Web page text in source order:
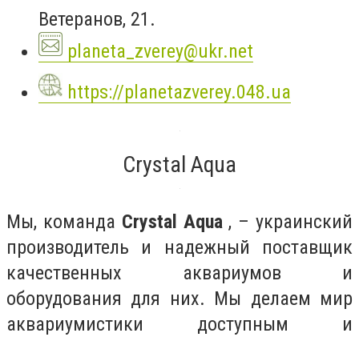
Ветеранов, 21.
planeta_zverey@ukr.net
https://planetazverey.048.ua
Crystal Aqua
Мы, команда Crystal Aqua, – украинский
производитель и надежный поставщик
качественных аквариумов и
оборудования для них. Мы делаем мир
аквариумистики доступным и